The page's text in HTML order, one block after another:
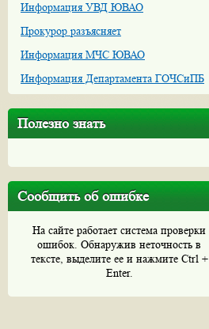
Информация УВД ЮВАО
Прокурор разъясняет
Информация МЧС ЮВАО
Информация Департамента ГОЧСиПБ
Полезно знать
Сообщить об ошибке
На сайте работает система проверки
ошибок. Обнаружив неточность в
тексте, выделите ее и нажмите Ctrl +
Enter.